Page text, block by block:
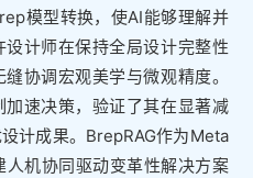
模型转换，使AI能够理解并
计师在保持全局设计完整性
协调宏观美学与微观精度。
速决策，验证了其在显著减
计成果。BrepRAG作为Meta
机协同驱动变革性解决方案